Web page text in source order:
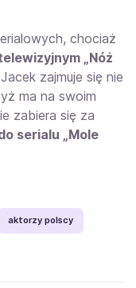
chociaż
„Nóż
zajmuje się nie
ma na swoim
zabiera się za
serialu „Mole
aktorzy polscy